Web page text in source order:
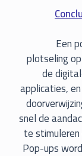
Een
plotseling
de
applicaties,
snel de
te
Pop-ups